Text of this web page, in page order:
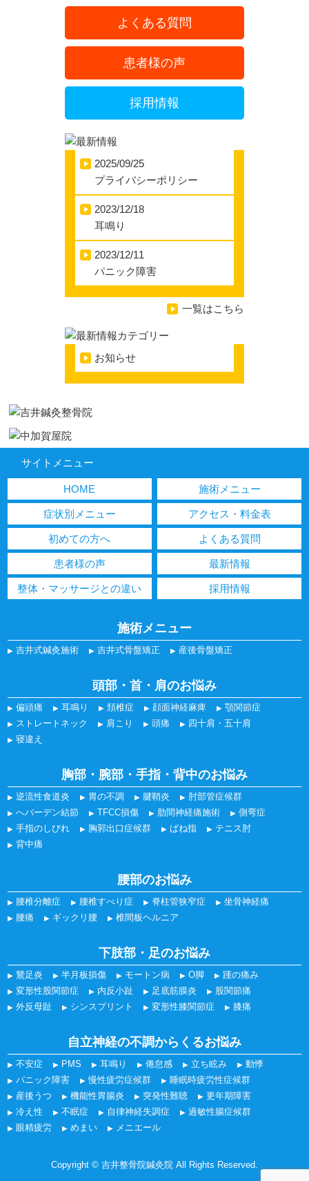
よくある質問
患者様の声
採用情報
2025/09/25
プライバシーポリシー
2023/12/18
耳鳴り
2023/12/11
パニック障害
一覧はこちら
お知らせ
サイトメニュー
HOME 施術メニュー
症状別メニュー アクセス・料金表
初めての方へ よくある質問
患者様の声 最新情報
整体・マッサージとの違い 採用情報
施術メニュー
吉井式鍼灸施術 吉井式骨盤矯正 産後骨盤矯正
頭部・首・肩のお悩み
偏頭痛 耳鳴り 頚椎症 顔面神経麻痺
顎関節症
ストレートネック
肩こり 頭痛
四十肩・五十肩
寝違え
胸部・腕部・手指・背中のお悩み
逆流性食道炎 胃の不調 腱鞘炎
肘部管症候群
へバーデン結節
TFCC損傷 肋間神経痛施術
側弯症
手指のしびれ
胸郭出口症候群 ばね指
テニス肘
背中痛
腰部のお悩み
腰椎分離症 腰椎すべり症 脊柱管狭窄症
坐骨神経痛
腰痛
ギックリ腰 椎間板ヘルニア
下肢部・足のお悩み
鵞足炎 半月板損傷 モートン病 O脚
踵の痛み
変形性股関節症
内反小趾 足底筋膜炎
股関節痛
外反母趾
シンスプリント 変形性膝関節症 膝痛
自立神経の不調からくるお悩み
不安症 PMS 耳鳴り 倦怠感 立ち眩み
動悸
パニック障害
慢性疲労症候群
睡眠時疲労性症候群
産後うつ
機能性胃腸炎 突発性難聴
更年期障害
冷え性
不眠症 自律神経失調症
過敏性腸症候群
眼精疲労
めまい メニエール
Copyright © 吉井整骨院鍼灸院 All Rights Reserved.